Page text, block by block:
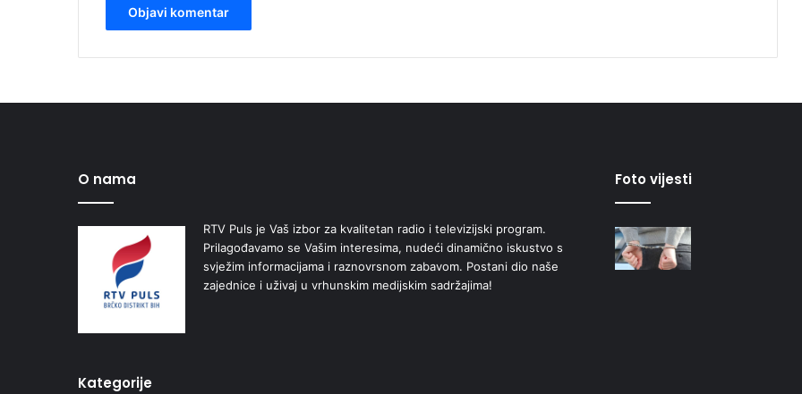
O nama
RTV Puls je Vaš izbor za kvalitetan radio i televizijski program.
Prilagođavamo se Vašim interesima, nudeći dinamično iskustvo s
svježim informacijama i raznovrsnom zabavom. Postani dio naše
zajednice i uživaj u vrhunskim medijskim sadržajima!
Kategorije
Foto vijesti